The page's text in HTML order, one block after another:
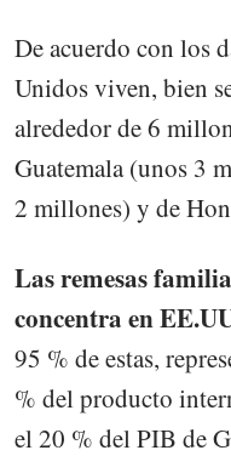
De acuerdo con los
Unidos viven, bien
alrededor de 6
Guatemala (unos 3
2 millones) y de
Las remesas
concentra en
95 % de estas,
% del producto
el 20 % del PIB de